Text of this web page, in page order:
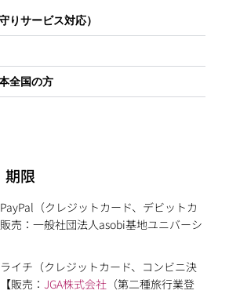
りサービス対応）
全国の方
期限
（クレジットカード、デビットカ
売：一般社団法人asobi基地ユニバーシ
イチ（クレジットカード、コンビニ決
販売： JGA株式会社 （第二種旅行業登